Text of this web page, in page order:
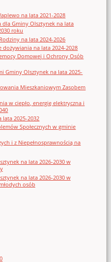
na lata 2021-2028
dla Gminy Olsztynek na lata
roku
na lata 2024-2026
dożywiania na lata 2024-2028
Domowej i Ochrony Osób
Gminy Olsztynek na lata 2025-
Mieszkaniowym Zasobem
w ciepło, energię elektryczna i
lata 2025-2032
Społecznych w gminie
i z Niepełnosprawnością na
na lata 2026-2030 w
na lata 2026-2030 w
osób